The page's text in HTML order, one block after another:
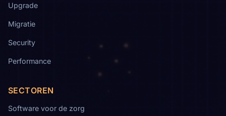
Upgrade
Migratie
Security
Performance
SECTOREN
Software voor de zorg